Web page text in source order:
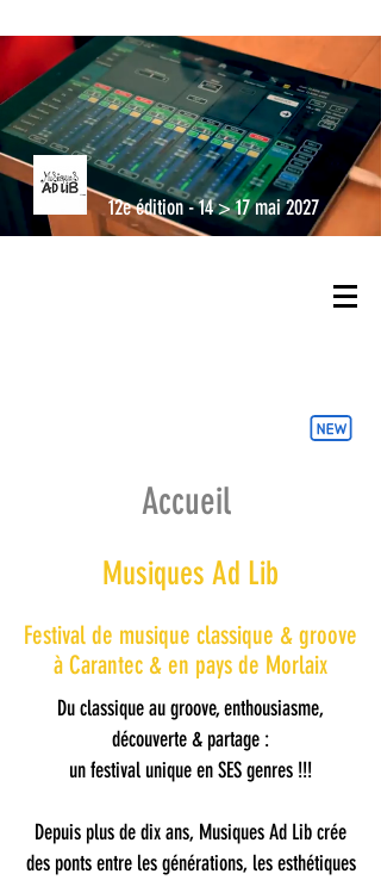
12e édition - 14 > 17 mai 2027
Accueil
Musiques Ad Lib
Festival de musique classique & groove
à Carantec & en pays de Morlaix
​Du classique au groove,enthousiasme,
découverte & partage :
un festival unique en SES genres !!!
Depuis plus de dix ans, Musiques Ad Lib crée
des ponts entre les générations, les esthétiques